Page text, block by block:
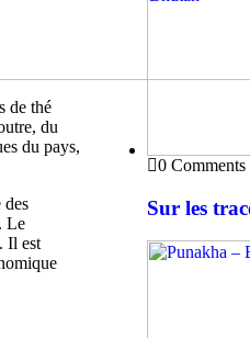
de thé
du
du pays,
des
Le
Il est
0 Comments
Sur les